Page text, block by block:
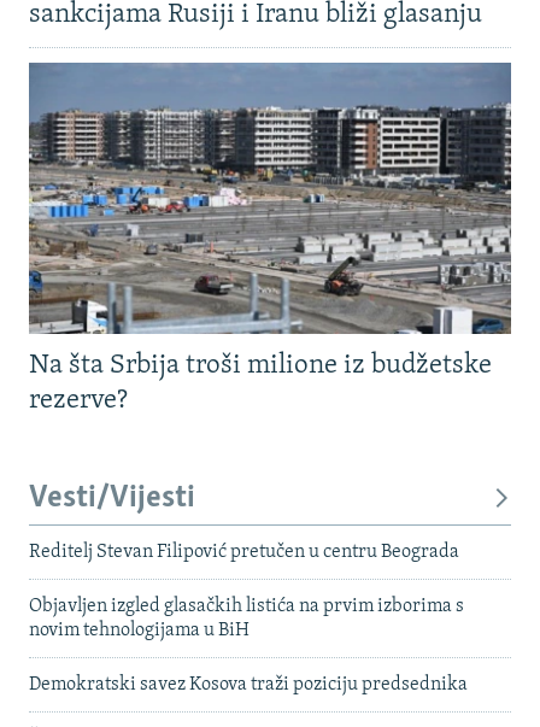
sankcijama Rusiji i Iranu bliži glasanju
Na šta Srbija troši milione iz budžetske
rezerve?
Vesti/Vijesti
Reditelj Stevan Filipović pretučen u centru Beograda
Objavljen izgled glasačkih listića na prvim izborima s
novim tehnologijama u BiH
Demokratski savez Kosova traži poziciju predsednika